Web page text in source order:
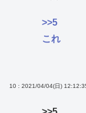
>>5
これ
10 : 2021/04/04(日)